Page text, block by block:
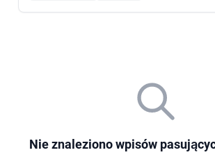
Nie znaleziono wpisów